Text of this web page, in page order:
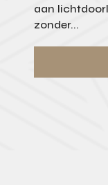
aan
zonder...